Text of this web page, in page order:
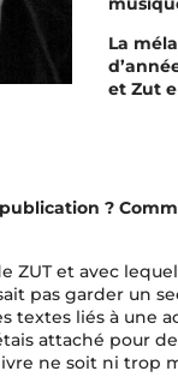
La
et Zut
?
ZUT et avec
pas garder un
textes liés à une
attaché pour
ne soit ni trop